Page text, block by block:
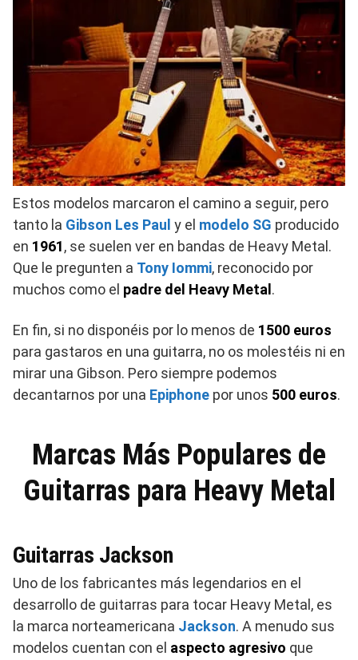
Estos modelos marcaron el camino a seguir, pero
tanto la Gibson Les Paul y el modelo SG producido
en 1961, se suelen ver en bandas de Heavy Metal.
Que le pregunten a Tony Iommi, reconocido por
muchos como el padre del Heavy Metal .
En fin, si no disponéis por lo menos de 1500 euros
para gastaros en una guitarra, no os molestéis ni en
mirar una Gibson. Pero siempre podemos
decantarnos por una Epiphone por unos 500 euros.
Marcas Más Populares de
Guitarras para Heavy Metal
Guitarras Jackson
Uno de los fabricantes más legendarios en el
desarrollo de guitarras para tocar Heavy Metal, es
la marca norteamericana Jackson. A menudo sus
modelos cuentan con el aspecto agresivo que